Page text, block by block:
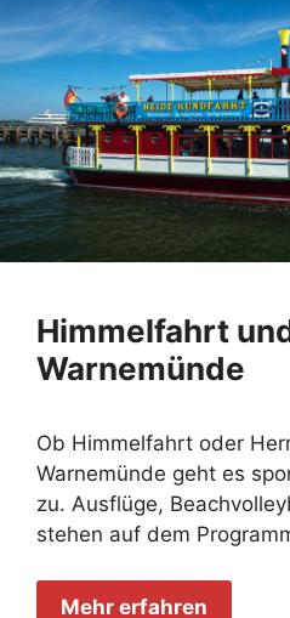
Himmelfahrt
Warnemünde
Ob Himmelfahrt oder
Warnemünde geht es
zu. Ausflüge,
stehen auf dem
Mehr erfahren